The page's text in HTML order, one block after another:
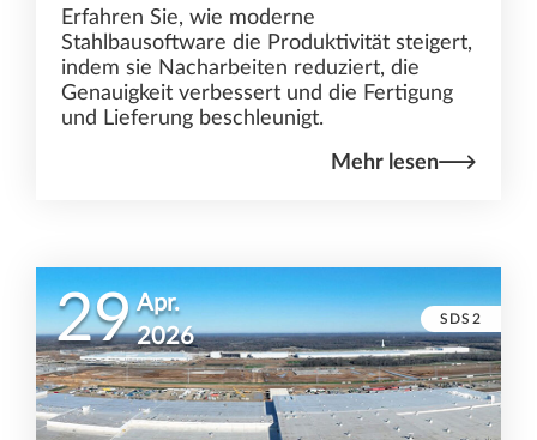
Erfahren Sie, wie moderne
Stahlbausoftware die Produktivität steigert,
indem sie Nacharbeiten reduziert, die
Genauigkeit verbessert und die Fertigung
und Lieferung beschleunigt.
Mehr lesen
29 Apr.
2026
SDS2